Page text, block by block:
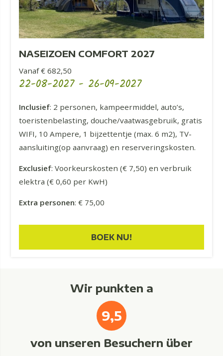
NASEIZOEN COMFORT 2027
Vanaf € 682,50
22-08-2027 - 26-09-2027
Inclusief: 2 personen, kampeermiddel, auto’s,
toeristenbelasting, douche/vaatwasgebruik, gratis
WIFI, 10 Ampere, 1 bijzettentje (max. 6 m2), TV-
aansluiting(op aanvraag) en reserveringskosten.
Exclusief: Voorkeurskosten (€ 7,50) en verbruik
elektra (€ 0,60 per KwH)
Extra personen: € 75,00
BOEK NU!
Wir punkten a
9,5
von unseren Besuchern über